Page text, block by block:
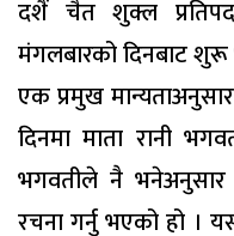
दशैं चैत शुक्ल
मंगलबारको दिनबाट शुरू
एक प्रमुख
दिनमा माता रानी
भगवतीले नै भनेअनुसार
रचना गर्नु भएको हो ।